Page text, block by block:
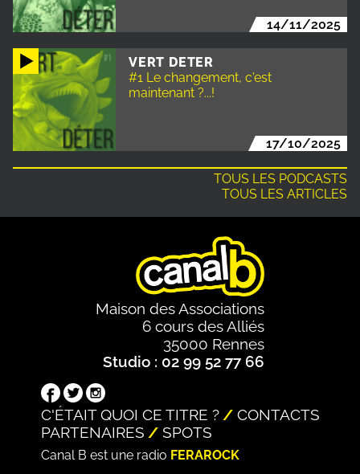
14/11/2025
VERT DETER
#1 Le changement, c'est
maintenant ?...!
17/10/2025
TOUS LES PODCASTS
TOUS LES ARTICLES
Maison des Associations
6 cours des Alliés
35000 Rennes
Studio : 02 99 52 77 66
C'ÉTAIT QUOI CE TITRE ?
CONTACTS
PARTENAIRES
SPOTS
Canal B est une radio FERAROCK